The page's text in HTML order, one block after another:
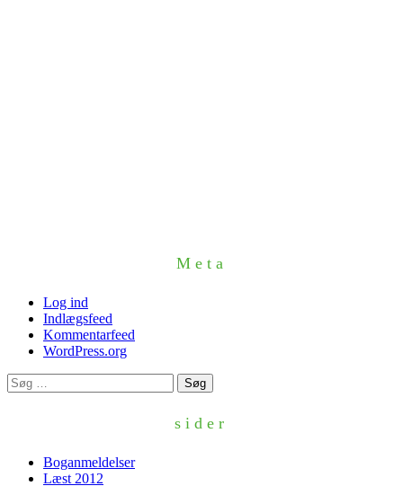
Meta
Log ind
Indlægsfeed
Kommentarfeed
WordPress.org
Søg
efter:
sider
Boganmeldelser
Læst 2012